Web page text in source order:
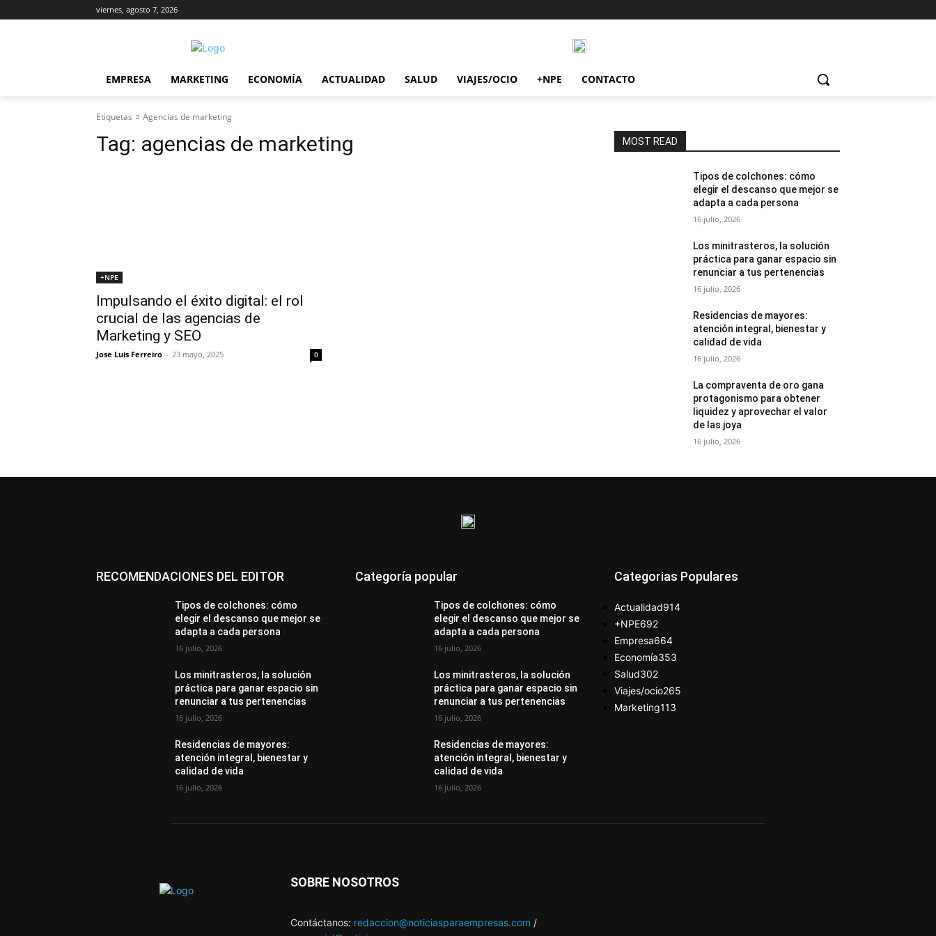
viernes, agosto 7, 2026
EMPRESA MARKETING ECONOMÍA ACTUALIDAD SALUD VIAJES/OCIO +NPE CONTACTO
Etiquetas Agencias de marketing
Tag: agencias de marketing
+NPE
Impulsando el éxito digital: el rol
crucial de las agencias de
Marketing y SEO
Jose Luis Ferreiro - 23 mayo, 2025 0
MOST READ
Tipos de colchones: cómo
elegir el descanso que mejor se
adapta a cada persona
16 julio, 2026
Los minitrasteros, la solución
práctica para ganar espacio sin
renunciar a tus pertenencias
16 julio, 2026
Residencias de mayores:
atención integral, bienestar y
calidad de vida
16 julio, 2026
La compraventa de oro gana
protagonismo para obtener
liquidez y aprovechar el valor
de las joya
16 julio, 2026
RECOMENDACIONES DEL EDITOR
Tipos de colchones: cómo
elegir el descanso que mejor se
adapta a cada persona
16 julio, 2026
Los minitrasteros, la solución
práctica para ganar espacio sin
renunciar a tus pertenencias
16 julio, 2026
Residencias de mayores:
atención integral, bienestar y
calidad de vida
16 julio, 2026
Categoría popular
Tipos de colchones: cómo
elegir el descanso que mejor se
adapta a cada persona
16 julio, 2026
Los minitrasteros, la solución
práctica para ganar espacio sin
renunciar a tus pertenencias
16 julio, 2026
Residencias de mayores:
atención integral, bienestar y
calidad de vida
16 julio, 2026
Categorias Populares
Actualidad914
+NPE692
Empresa664
Economía353
Salud302
Viajes/ocio265
Marketing113
SOBRE NOSOTROS
Contáctanos: redaccion@noticiasparaempresas.com /